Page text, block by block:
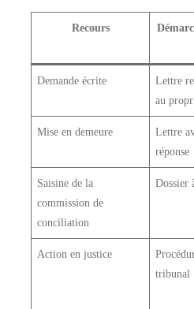
Recours
Demande écrite
Lettre
au
Mise en demeure
Lettre
réponse
Saisine de la
commission de
conciliation
Dossier
Action en justice
tribunal